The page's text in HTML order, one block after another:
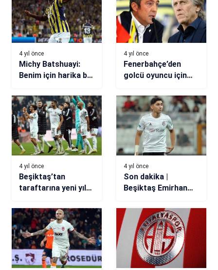
4 yıl önce
Michy Batshuayi:
Benim için harika bir
4 yıl önce
Fenerbahçe’den
golcü oyuncu için
kulübe önerildi
4 yıl önce
Beşiktaş’tan
taraftarına yeni yıl
4 yıl önce
Son dakika |
Beşiktaş Emirhan
açıkladı